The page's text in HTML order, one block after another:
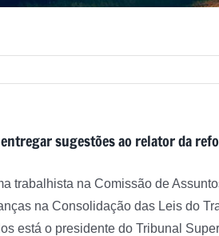
sugestões ao relator da
trabalhista na Comissão de
na Consolidação das Leis do
está o presidente do Tribunal